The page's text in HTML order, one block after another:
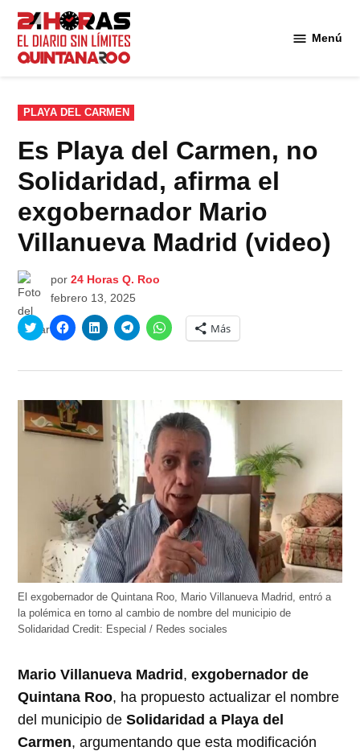
Saltar
contenido
Menú
PUBLICADO
EN
PLAYA DEL CARMEN
Es Playa del Carmen, no
Solidaridad, afirma el
exgobernador Mario
Villanueva Madrid (video)
por 24 Horas Q. Roo
febrero 13, 2025
Haz
clic
en
abre
en
una
ventana
nueva)
Haz
clic
en
abre
en
una
ventana
nueva)
Haz
clic
en
abre
en
una
ventana
nueva)
Haz
clic
en
abre
ventana
nueva)
Haz
clic
para
en
abre
en
una
ventana
nueva)
Más
El exgobernador de Quintana Roo, Mario Villanueva Madrid, entró a
la polémica en torno al cambio de nombre del municipio de
SolidaridadCredit: Especial / Redes sociales
Mario Villanueva Madrid,exgobernador de
Quintana Roo, ha propuesto actualizar el nombre
del municipio deSolidaridad a Playa del
Carmen, argumentando que esta modificación